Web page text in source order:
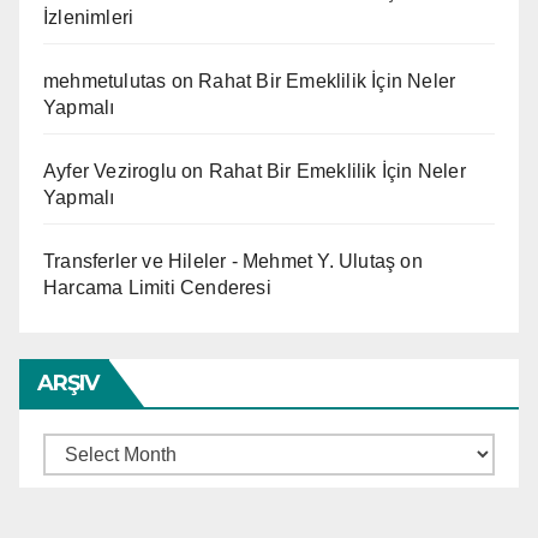
İzlenimleri
mehmetulutas on Rahat Bir Emeklilik İçin Neler
Yapmalı
Ayfer Veziroglu on Rahat Bir Emeklilik İçin Neler
Yapmalı
Transferler ve Hileler - Mehmet Y. Ulutaş on
Harcama Limiti Cenderesi
ARŞIV
Arşiv